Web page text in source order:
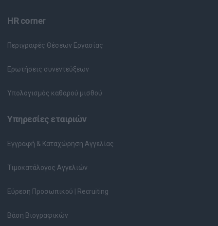
HR corner
Περιγραφές Θέσεων Εργασίας
Ερωτήσεις συνεντεύξεων
Υπολογισμός καθαρού μισθού
Υπηρεσίες εταιριών
Εγγραφή & Καταχώρηση Αγγελίας
Τιμοκατάλογος Αγγελιών
Εύρεση Προσωπικού | Recruiting
Βάση Βιογραφικών